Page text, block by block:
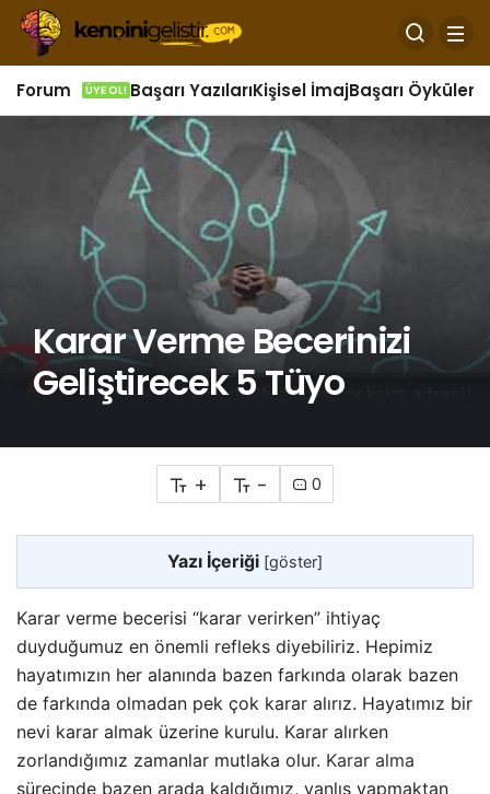
Forum ÜYE OL! Başarı YazılarıKişisel İmajBaşarı Öyküleri
Karar Verme Becerinizi
Geliştirecek 5 Tüyo
+ - 0
Yazı İçeriği [göster]
Karar verme becerisi “karar verirken” ihtiyaç
duyduğumuz en önemli refleks diyebiliriz. Hepimiz
hayatımızın her alanında bazen farkında olarak bazen
de farkında olmadan pek çok karar alırız. Hayatımız bir
nevi karar almak üzerine kurulu. Karar alırken
zorlandığımız zamanlar mutlaka olur. Karar alma
sürecinde bazen arada kaldığımız, yanlış yapmaktan